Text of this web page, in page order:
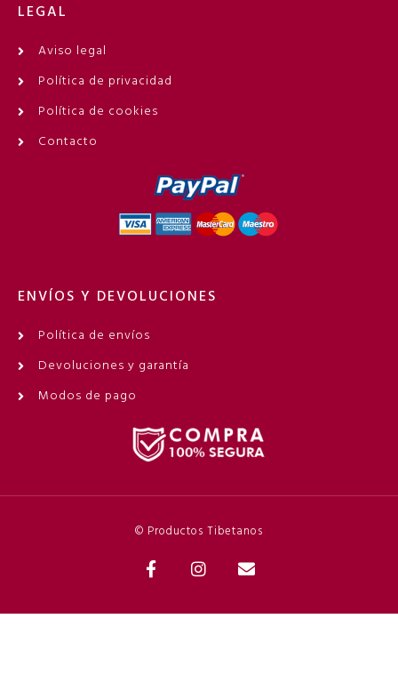
LEGAL
Aviso legal
Política de privacidad
Política de cookies
Contacto
ENVÍOS Y DEVOLUCIONES
Política de envíos
Devoluciones y garantía
Modos de pago
© Productos Tibetanos